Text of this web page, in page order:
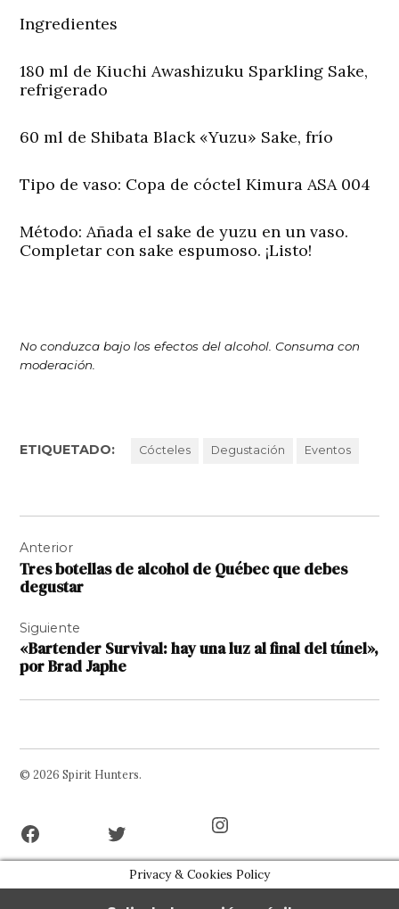
Ingredientes
180 ml de Kiuchi Awashizuku Sparkling Sake,
refrigerado
60 ml de Shibata Black «Yuzu» Sake, frío
Tipo de vaso: Copa de cóctel Kimura ASA 004
Método: Añada el sake de yuzu en un vaso.
Completar con sake espumoso. ¡Listo!
No conduzca bajo los efectos del alcohol. Consuma con
moderación.
ETIQUETADO: Cócteles Degustación Eventos
de
entradas
Anterior
Tres botellas de alcohol de Québec que debes
degustar
Siguiente
«Bartender Survival: hay una luz al final del túnel»,
por Brad Japhe
© 2026 Spirit Hunters.
Privacy & Cookies Policy